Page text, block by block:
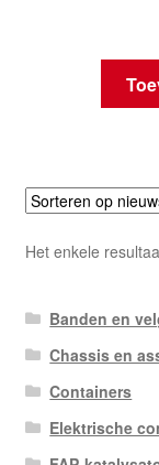
Het enkele
Banden en
Chassis en
Containers
Elektrische